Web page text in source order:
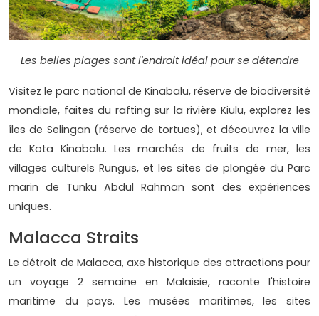
Les belles plages sont l'endroit idéal pour se détendre
Visitez le parc national de Kinabalu, réserve de biodiversité
mondiale, faites du rafting sur la rivière Kiulu, explorez les
îles de Selingan (réserve de tortues), et découvrez la ville
de Kota Kinabalu. Les marchés de fruits de mer, les
villages culturels Rungus, et les sites de plongée du Parc
marin de Tunku Abdul Rahman sont des expériences
uniques.
Malacca Straits
Le détroit de Malacca, axe historique des attractions pour
un voyage 2 semaine en Malaisie, raconte l'histoire
maritime du pays. Les musées maritimes, les sites